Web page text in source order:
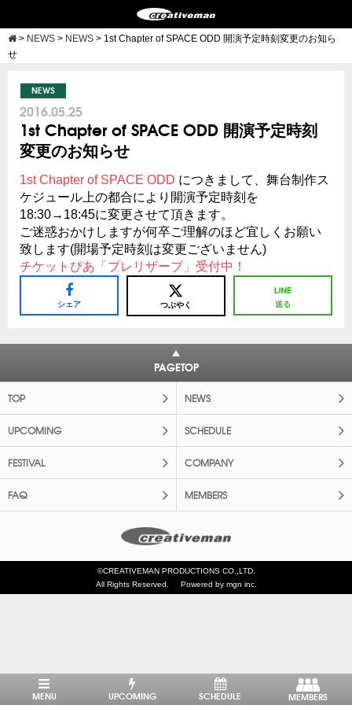
> NEWS > NEWS > 1st Chapter of SPACE ODD 開演予定時刻変更のお知ら
せ
NEWS
2016.05.25
1st Chapter of SPACE ODD 開演予定時刻
変更のお知らせ
1st Chapter of SPACE ODD につきまして、舞台制作ス
ケジュール上の都合により開演予定時刻を
18:30→18:45に変更させて頂きます。
ご迷惑おかけしますが何卒ご理解のほど宜しくお願い
致します(開場予定時刻は変更ございません)
チケットぴあ「プレリザーブ」受付中！
シェア つぶやく 送る
PAGETOP
TOP NEWS
UPCOMING SCHEDULE
FESTIVAL COMPANY
FAQ MEMBERS
©CREATIVEMAN PRODUCTIONS CO.,LTD.
All Rights Reserved.
Powered by mgn inc.
MENU UPCOMING SCHEDULE MEMBERS